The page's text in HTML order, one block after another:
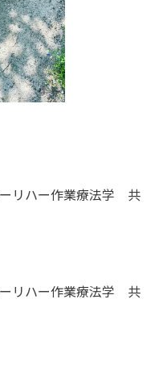
リハー作業療法学 共
リハー作業療法学 共